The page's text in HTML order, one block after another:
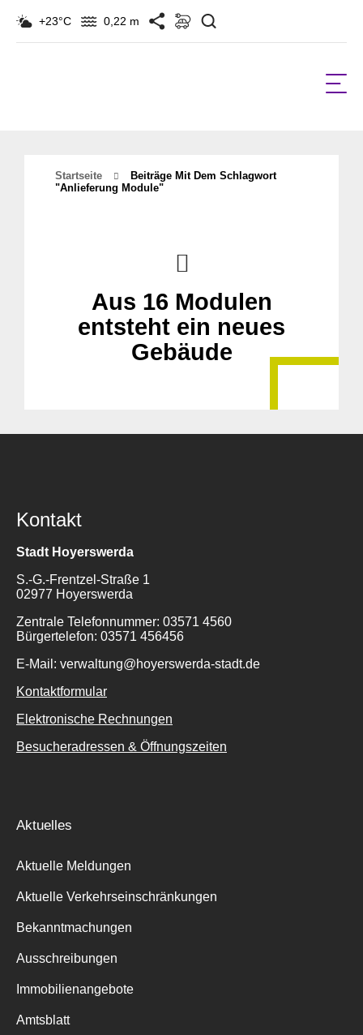
+23°C 0,22 m
Startseite
Beiträge Mit Dem Schlagwort
"anlieferung Module"
Aus 16 Modulen
entsteht ein neues
Gebäude
Kontakt
Stadt Hoyerswerda
S.-G.-Frentzel-Straße 1
02977 Hoyerswerda
Zentrale Telefonnummer: 03571 4560
Bürgertelefon: 03571 456456
E-Mail: verwaltung@hoyerswerda-stadt.de
Kontaktformular
Elektronische Rechnungen
Besucheradressen & Öffnungszeiten
Aktuelles
Aktuelle Meldungen
Aktuelle Verkehrseinschränkungen
Bekanntmachungen
Ausschreibungen
Immobilienangebote
Amtsblatt